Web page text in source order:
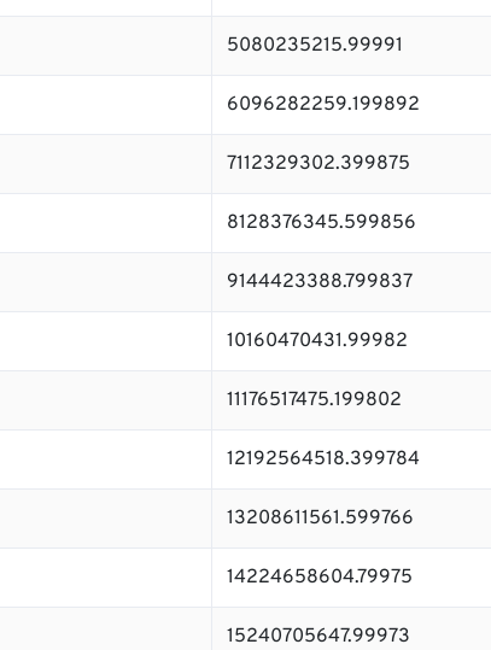
5080235215.99991
6096282259.199892
7112329302.399875
8128376345.599856
9144423388.799837
10160470431.99982
11176517475.199802
12192564518.399784
13208611561.599766
14224658604.79975
15240705647.99973